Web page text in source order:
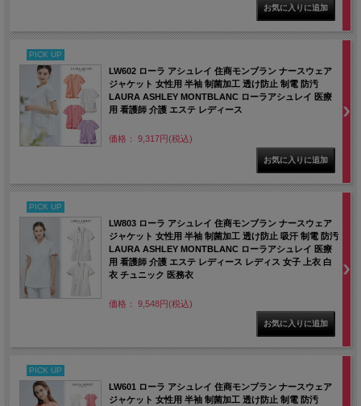
PICK UP
LW602 ローラ アシュレイ 住商モンブラン ナースウェア
ジャケット 女性用 半袖 制菌加工 透け防止 制電 防汚
LAURA ASHLEY MONTBLANC ローラアシュレイ 医療
用 看護師 介護 エステ レディース
価格： 9,317円(税込)
PICK UP
LW803 ローラ アシュレイ 住商モンブラン ナースウェア
ジャケット 女性用 半袖 制菌加工 透け防止 吸汗 制電 防汚
LAURA ASHLEY MONTBLANC ローラアシュレイ 医療
用 看護師 介護 エステ レディース レディス 女子 上衣 白
衣 チュニック 医務衣
価格： 9,548円(税込)
PICK UP
LW601 ローラ アシュレイ 住商モンブラン ナースウェア
ジャケット 女性用 半袖 制菌加工 透け防止 制電 防汚